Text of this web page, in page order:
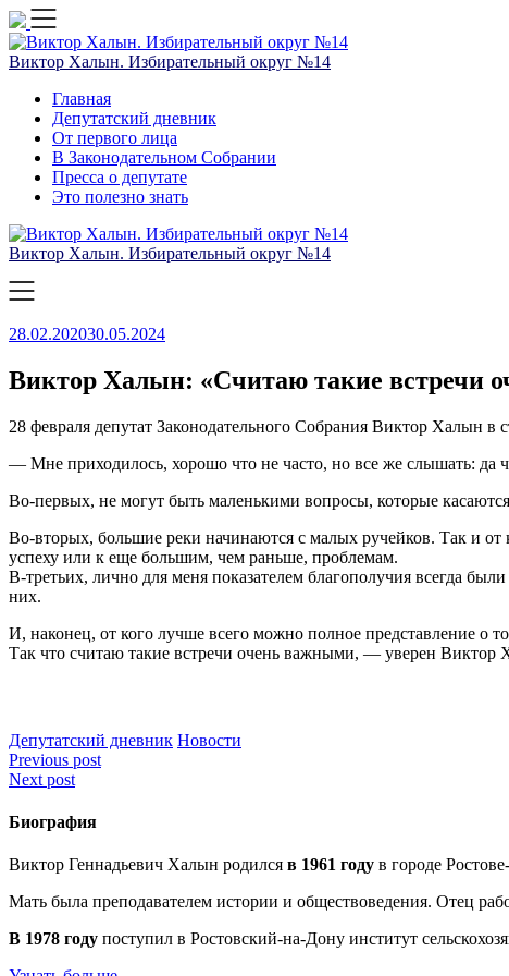
Skip
to
content
Виктор Халын. Избирательный округ №14
Главная
Депутатский дневник
От первого лица
В Законодательном Собрании
Пресса о депутате
Это полезно знать
Виктор Халын. Избирательный округ №14
28.02.202030.05.2024
Виктор Халын: «Считаю такие встречи
28 февраля депутат Законодательного Собрания Виктор Халын в
— Мне приходилось, хорошо что не часто, но все же слышать: да
Во-первых, не могут быть маленькими вопросы, которые
Во-вторых, большие реки начинаются с малых ручейков. Так и
успеху или к еще большим, чем раньше, проблемам.
В-третьих, лично для меня показателем благополучия всегда
них.
И, наконец, от кого лучше всего можно полное представление о
Так что считаю такие встречи очень важными, — уверен Виктор
Депутатский дневник Новости
Навигация
по
записям
Previous post
Next post
Биография
Виктор Геннадьевич Халын родился в 1961 году в городе
Мать была преподавателем истории и обществоведения. Отец
В 1978 году поступил в Ростовский-на-Дону институт